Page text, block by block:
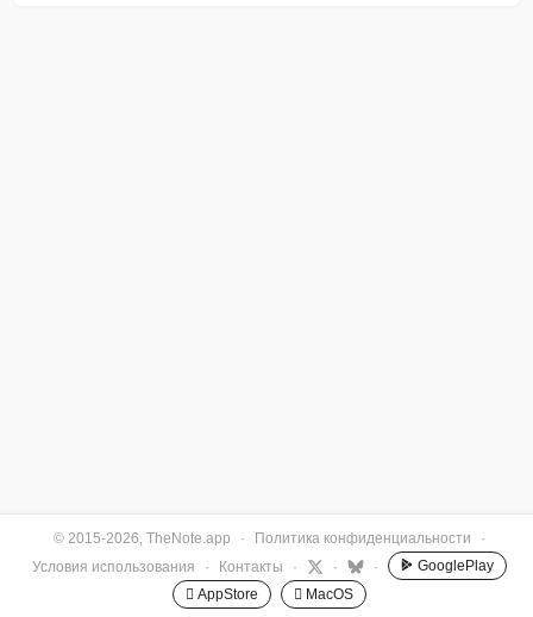
© 2015-2026, TheNote.app · Политика конфиденциальности
·
Условия использования
· Контакты · · ·
GooglePlay
 AppStore
 MacOS